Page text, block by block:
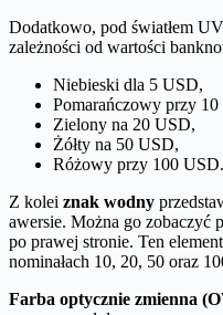
Dodatkowo, pod światłem
zależności od wartości
Niebieski dla 5 USD,
Pomarańczowy przy
Zielony na 20 USD,
Żółty na 50 USD,
Różowy przy 100 USD.
Z kolei znak wodny
awersie. Można go zobaczyć
po prawej stronie. Ten
nominałach 10, 20, 50 oraz
Farba optycznie zmienna